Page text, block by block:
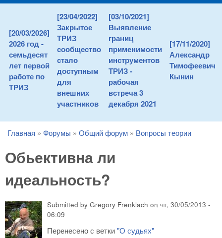
[20/03/2026]
2026 год -
семьдесят
лет первой
работе по
ТРИЗ
[23/04/2022]
Закрытое
ТРИЗ
сообщество
стало
доступным
для
внешних
участников
[03/10/2021]
Выявление
границ
применимости
инструментов
ТРИЗ -
рабочая
встреча 3
декабря 2021
[17/11/2020]
Александр
Тимофеевич
Кынин
You are here
Главная » Форумы » Общий форум » Вопросы теории
Обьективна ли
идеальность?
Submitted by Gregory Frenklach on чт, 30/05/2013 -
06:09
Перенесено с ветки"О судьях"